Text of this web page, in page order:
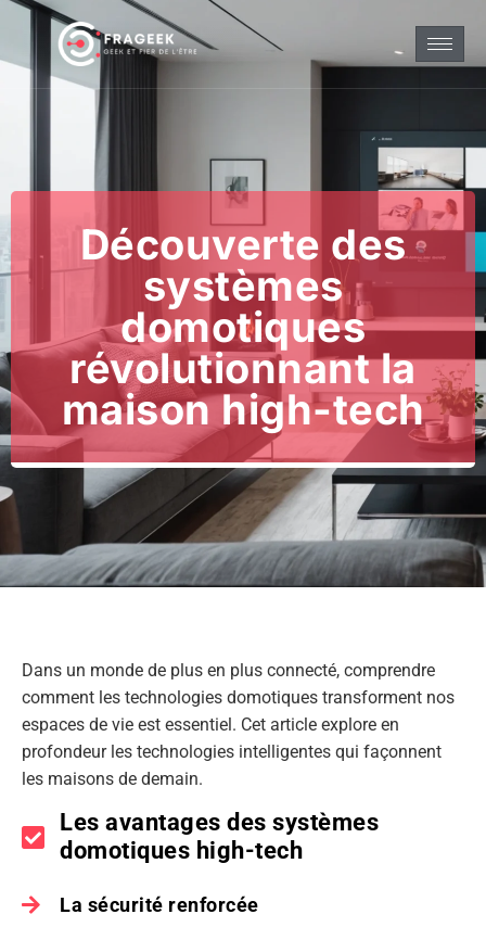
Découverte des
systèmes
domotiques
révolutionnant la
maison high-tech
Dans un monde de plus en plus connecté, comprendre
comment les technologies domotiques transforment nos
espaces de vie est essentiel. Cet article explore en
profondeur les technologies intelligentes qui façonnent
les maisons de demain.
Les avantages des systèmes
domotiques high-tech
La sécurité renforcée